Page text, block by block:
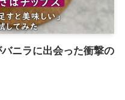
ニラに出会った衝撃の